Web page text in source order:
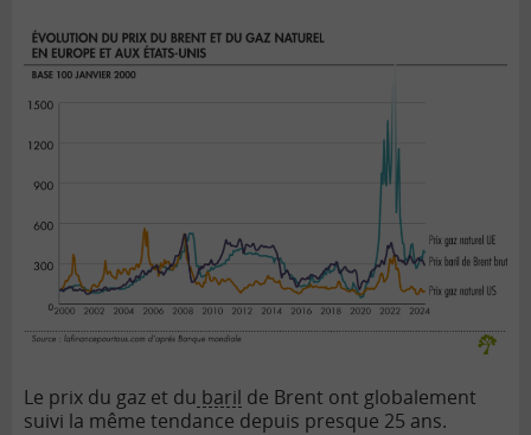
Le prix du gaz et du baril de Brent ont globalement
suivi la même tendance depuis presque 25 ans.